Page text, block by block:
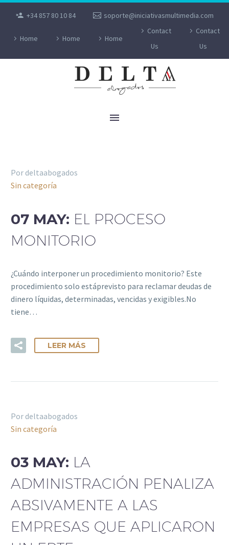
+34 857 80 10 84 soporte@iniciativasmultimedia.com
Home Home Home
Contact
Us
Contact
Us
DELTAABOGADOS
Por deltaabogados
Sin categoría
07 MAY: EL PROCESO
MONITORIO
¿Cuándo interponer un procedimiento monitorio? Este
procedimiento solo estáprevisto para reclamar deudas de
dinero líquidas, determinadas, vencidas y exigibles.No
tiene…
LEER MÁS
Por deltaabogados
Sin categoría
03 MAY: LA
ADMINISTRACIÓN PENALIZA
ABSIVAMENTE A LAS
EMPRESAS QUE APLICARON